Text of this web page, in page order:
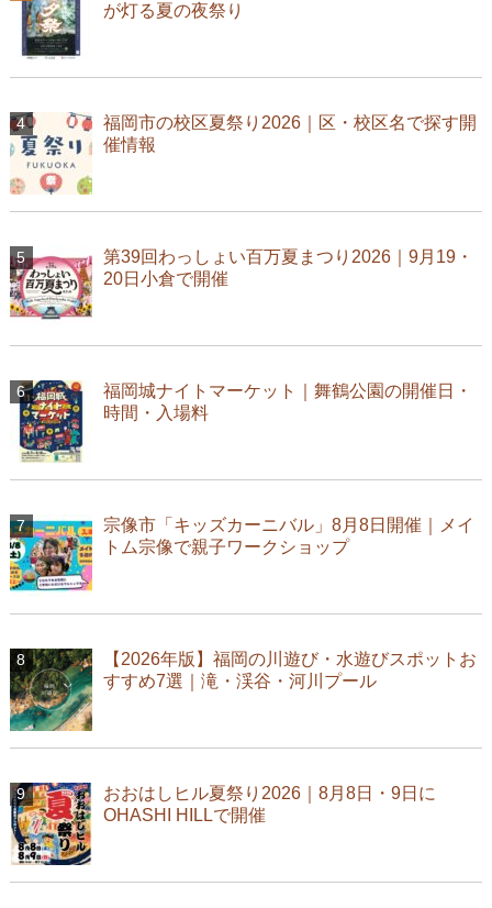
が灯る夏の夜祭り
福岡市の校区夏祭り2026｜区・校区名で探す開
催情報
第39回わっしょい百万夏まつり2026｜9月19・
20日小倉で開催
福岡城ナイトマーケット｜舞鶴公園の開催日・
時間・入場料
宗像市「キッズカーニバル」8月8日開催｜メイ
トム宗像で親子ワークショップ
【2026年版】福岡の川遊び・水遊びスポットお
すすめ7選｜滝・渓谷・河川プール
おおはしヒル夏祭り2026｜8月8日・9日に
OHASHI HILLで開催